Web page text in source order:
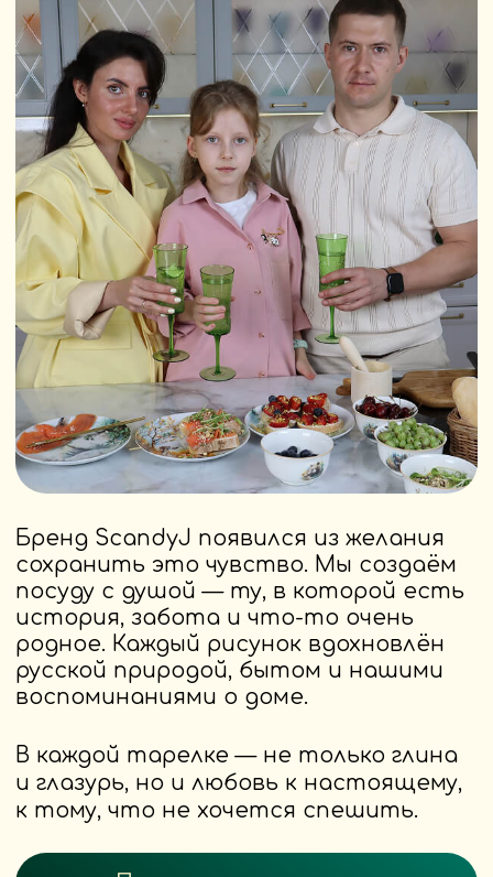
Бренд ScandyJ появился из желания
сохранить это чувство. Мы создаём
посуду с душой — ту, в которой есть
история, забота и что-то очень
родное. Каждый рисунок вдохновлён
русской природой, бытом и нашими
воспоминаниями о доме.
В каждой тарелке — не только глина
и глазурь, но и любовь к настоящему,
к тому, что не хочется спешить.
Посмотреть товары
быть главными.